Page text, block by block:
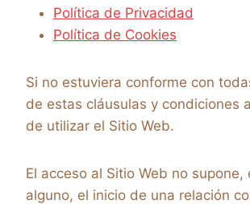
Política de Privacidad
Política de Cookies
Si no estuviera conforme con
de estas cláusulas y condiciones
de utilizar el Sitio Web.
El acceso al Sitio Web no supone,
alguno, el inicio de una relación